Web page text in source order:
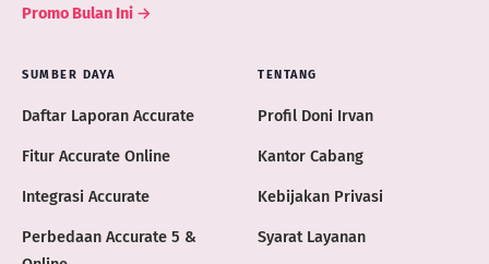
Promo Bulan Ini →
SUMBER DAYA
Daftar Laporan Accurate
Fitur Accurate Online
Integrasi Accurate
Perbedaan Accurate 5 &
TENTANG
Profil Doni Irvan
Kantor Cabang
Kebijakan Privasi
Syarat Layanan